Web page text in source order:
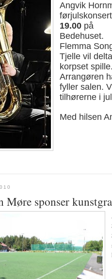
Angvik
19.00 på
Bedehuset.
Flemma
Tjelle vil
korpset spille.
Arrangøren
fyller salen.
tilhørerne i
Med hilsen
Møre sponser